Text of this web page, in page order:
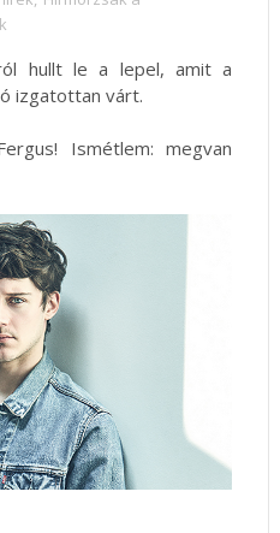
hullt le a lepel, amit a
izgatottan várt.
Ismétlem: megvan